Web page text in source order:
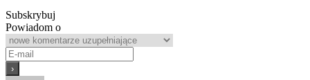
Subskrybuj
Powiadom o